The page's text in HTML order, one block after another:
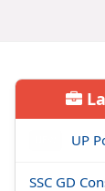
UP
SSC GD